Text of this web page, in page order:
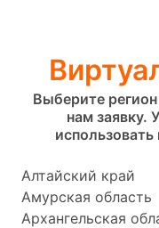
Выберите
нам заявку.
Алтайский край
Амурская область
Архангельская